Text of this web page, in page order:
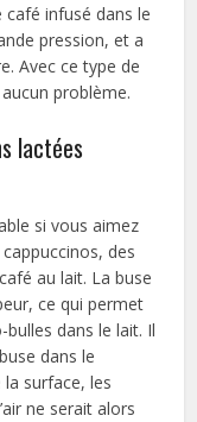
infusé dans le
pression, et a
Avec ce type de
problème.
lactées
si vous aimez
des
au lait. La buse
ce qui permet
dans le lait. Il
dans le
la surface, les
ne serait alors